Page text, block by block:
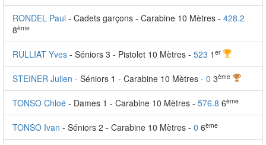
RONDEL Paul - Cadets garçons - Carabine 10 Mètres - 428.2
8ème
RULLIAT Yves - Séniors 3 - Pistolet 10 Mètres - 523 1 er
STEINER Julien - Séniors 1 - Carabine 10 Mètres - 0 3ème
TONSO Chloé - Dames 1 - Carabine 10 Mètres - 576.8 6ème
TONSO Ivan - Séniors 2 - Carabine 10 Mètres - 0 6ème